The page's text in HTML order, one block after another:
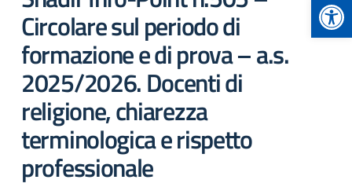
Circolare sul periodo di
formazione e di prova – a.s.
2025/2026. Docenti di
religione, chiarezza
terminologica e rispetto
professionale